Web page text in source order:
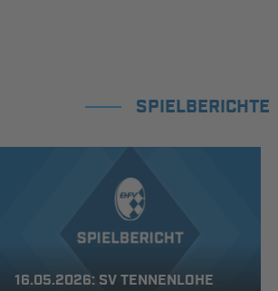
SPIELBERICHTE
16.05.2026: SV TENNENLOHE